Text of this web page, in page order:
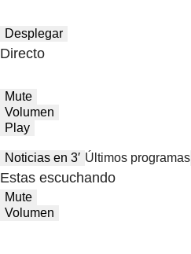
Desplegar
Directo
Mute
Volumen
Play
Noticias en 3′ Últimos programas
Estas escuchando
Mute
Volumen